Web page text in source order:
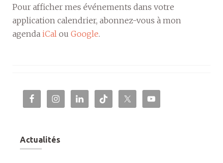
Pour afficher mes événements dans votre
application calendrier, abonnez-vous à mon
agenda iCal ou Google.
Actualités